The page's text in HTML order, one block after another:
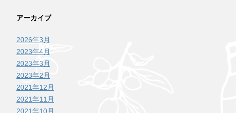
アーカイブ
2026年3月
2023年4月
2023年3月
2023年2月
2021年12月
2021年11月
2021年10月